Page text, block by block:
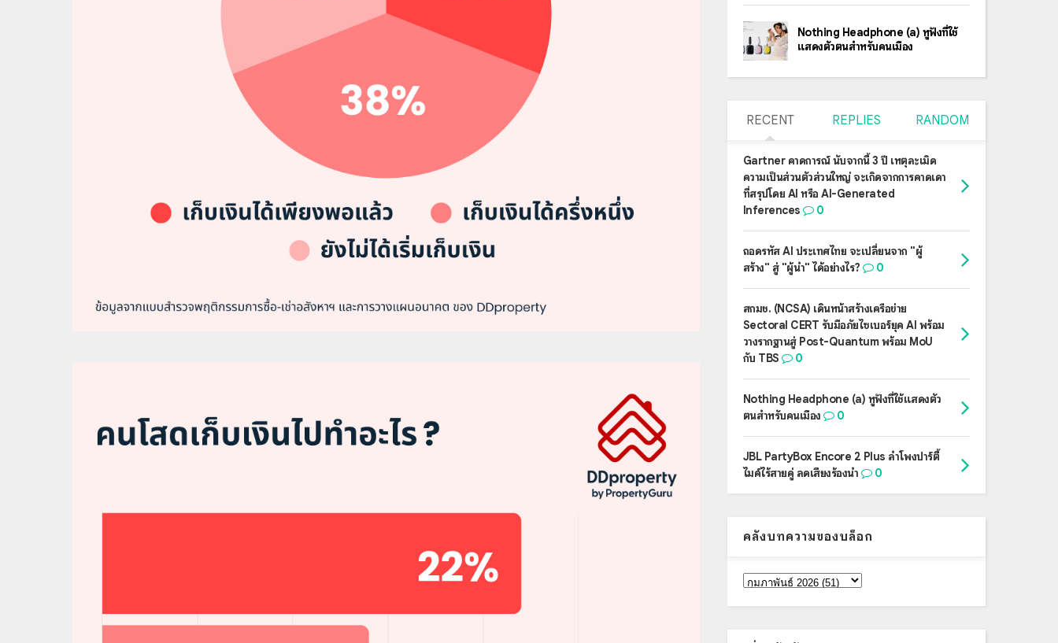
Nothing Headphone (a) หูฟังที่ใช้
แสดงตัวตนสำหรับคนเมือง
RECENT REPLIES RANDOM
Gartner คาดการณ์ นับจากนี้ 3 ปี เหตุละเมิด
ความเป็นส่วนตัวส่วนใหญ่ จะเกิดจากการคาดเดา
ที่สรุปโดย AI หรือ AI-Generated
Inferences
0
ถอดรหัส AI ประเทศไทย จะเปลี่ยนจาก "ผู้
สร้าง" สู่ "ผู้นำ" ได้อย่างไร?
0
สกมช. (NCSA) เดินหน้าสร้างเครือข่าย
Sectoral CERT รับมือภัยไซเบอร์ยุค AI พร้อม
วางรากฐานสู่ Post-Quantum พร้อม MoU
กับ TBS
0
Nothing Headphone (a) หูฟังที่ใช้แสดงตัว
ตนสำหรับคนเมือง
0
JBL PartyBox Encore 2 Plus ลำโพงปาร์ตี้
ไมค์ไร้สายคู่ ลดเสียงร้องนำ
0
คลังบทความของบล็อก